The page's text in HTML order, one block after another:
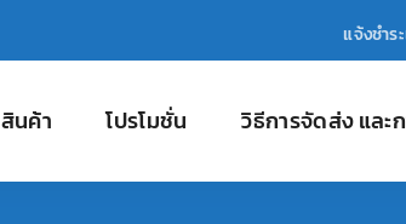
แจ้งชำร
สินค้า โปรโมชั่น วิธีการจัดส่ง และก